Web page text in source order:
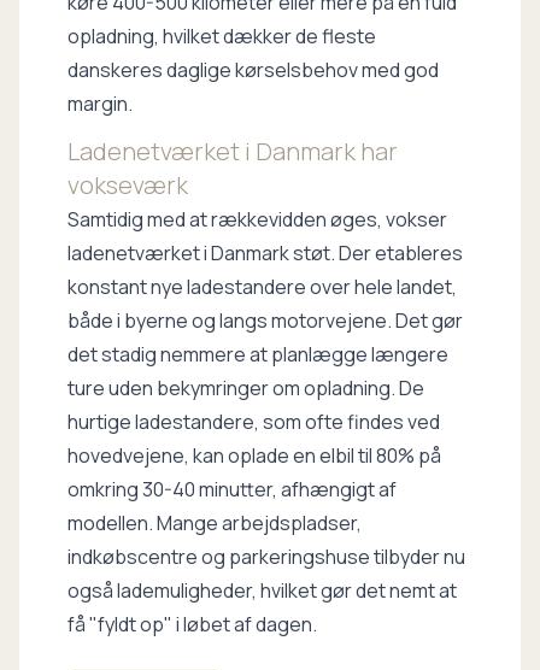
opladning, hvilket dækker de fleste
danskeres daglige kørselsbehov med god
margin.
Ladenetværket i Danmarkhar
vokseværk
Samtidig med at rækkevidden øges, vokser
ladenetværket i Danmark støt. Der etableres
konstant nye ladestandere over hele landet,
både i byerne og langs motorvejene. Det gør
det stadig nemmere at planlægge længere
ture uden bekymringer om opladning. De
hurtige ladestandere, som ofte findes ved
hovedvejene, kan oplade en elbil til 80% på
omkring 30-40 minutter, afhængigt af
modellen. Mange arbejdspladser,
indkøbscentre og parkeringshuse tilbyder nu
også lademuligheder, hvilket gør det nemt at
få "fyldt op" i løbet af dagen.